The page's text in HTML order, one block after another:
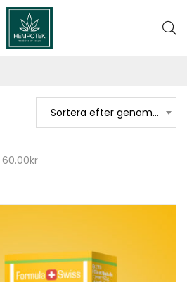
Sortera efter genomsnittligt betyg
60.00kr